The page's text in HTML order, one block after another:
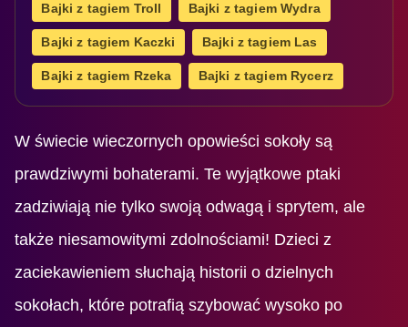
Bajki z tagiem Troll Bajki z tagiem Wydra
Bajki z tagiem Kaczki Bajki z tagiem Las
Bajki z tagiem Rzeka Bajki z tagiem Rycerz
W świecie wieczornych opowieści sokoły są
prawdziwymi bohaterami. Te wyjątkowe ptaki
zadziwiają nie tylko swoją odwagą i sprytem, ale
także niesamowitymi zdolnościami! Dzieci z
zaciekawieniem słuchają historii o dzielnych
sokołach, które potrafią szybować wysoko po